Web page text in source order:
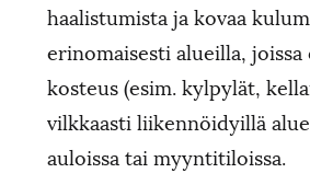
haalistumista ja kovaa
erinomaisesti alueilla,
kosteus (esim. kylpylät,
vilkkaasti liikennöidyillä
auloissa tai myyntitiloissa.